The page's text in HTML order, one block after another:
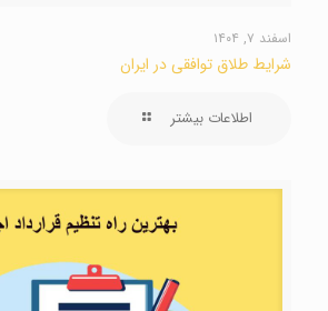
اسفند ۷, ۱۴۰۴
شرایط طلاق توافقی در ایران
اطلاعات بیشتر